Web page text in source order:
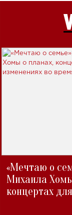
«Мечтаю о
Михаила
концертах